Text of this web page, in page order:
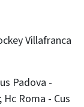
Villafranca
Padova -
Roma - Cus